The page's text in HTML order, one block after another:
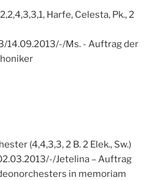
Harfe, Celesta, Pk., 2
14.09.2013/-/Ms. - Auftrag der
(4,4,3,3, 2 B. 2 Elek., Sw.)
Jetelina – Auftrag
in memoriam